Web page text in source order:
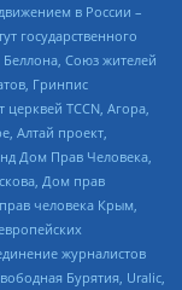
в России –
государственного
Союз жителей
Гринпис
TCCN, Агора,
Алтай проект,
Дом Прав Человека,
Дом прав
человека Крым,
журналистов
Бурятия, Uralic,